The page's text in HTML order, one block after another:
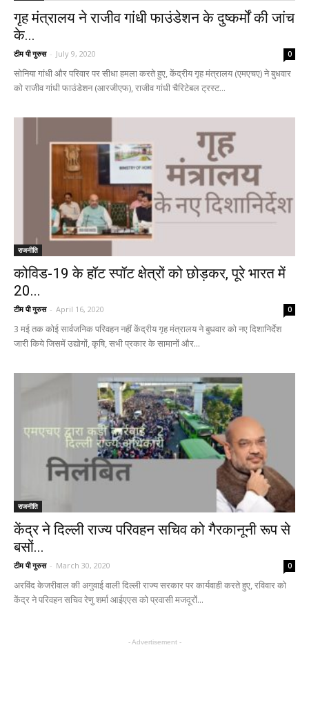
गृह मंत्रालय ने राजीव गांधी फाउंडेशन के दुष्कर्मों की जांच
के...
टीम पी गुरुस - July 9, 2020 0
सोनिया गांधी और परिवार पर सीधा हमला करते हुए, केंद्रीय गृह मंत्रालय (एमएचए) ने बुधवार
को राजीव गांधी फाउंडेशन (आरजीएफ), राजीव गांधी चैरिटेबल ट्रस्ट...
राजनीति
कोविड-19 के हॉट स्पॉट क्षेत्रों को छोड़कर, पूरे भारत में
20...
टीम पी गुरुस - April 16, 2020 0
3 मई तक कोई सार्वजनिक परिवहन नहीं केंद्रीय गृह मंत्रालय ने बुधवार को नए दिशानिर्देश
जारी किये जिसमें उद्योगों, कृषि, सभी प्रकार के सामानों और...
राजनीति
केंद्र ने दिल्ली राज्य परिवहन सचिव को गैरकानूनी रूप से
बसों...
टीम पी गुरुस - March 30, 2020 0
अरविंद केजरीवाल की अगुवाई वाली दिल्ली राज्य सरकार पर कार्यवाही करते हुए, रविवार को
केंद्र ने परिवहन सचिव रेणु शर्मा आईएएस को प्रवासी मजदूरों...
- Advertisement -